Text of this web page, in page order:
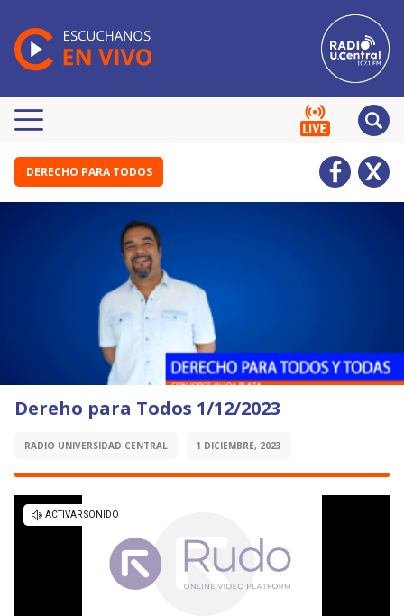
DERECHO PARA TODOS
Dereho para Todos 1/12/2023
RADIO UNIVERSIDAD CENTRAL 1 DICIEMBRE, 2023